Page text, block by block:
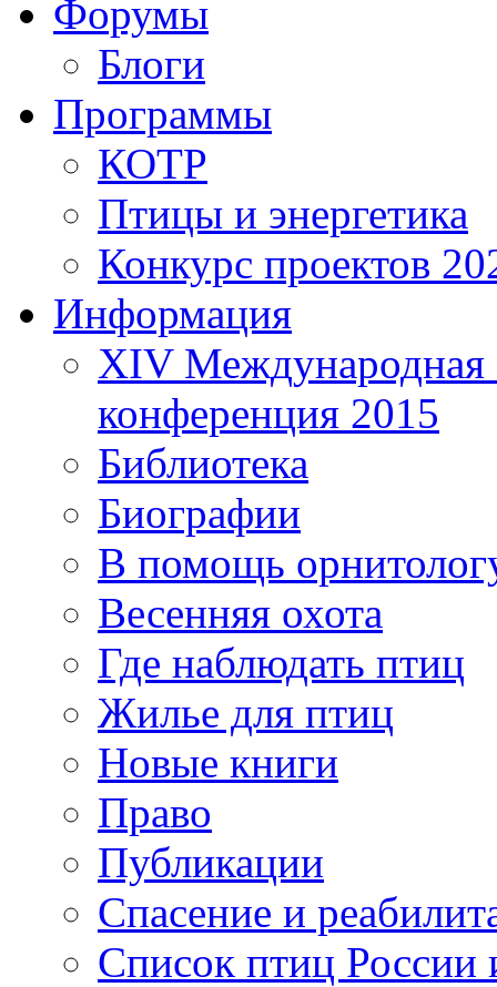
Форумы
Блоги
Программы
КОТР
Птицы и энергетика
Конкурс проектов
Информация
XIV Международная
конференция 2015
Библиотека
Биографии
В помощь
Весенняя охота
Где наблюдать птиц
Жилье для птиц
Новые книги
Право
Публикации
Спасение и
Список птиц России